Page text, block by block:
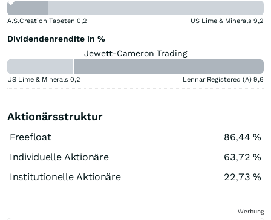
A.S.Creation Tapeten 0,2 US Lime & Minerals 9,2
Dividendenrendite in %
Jewett-Cameron Trading
US Lime & Minerals 0,2 Lennar Registered (A) 9,6
Aktionärsstruktur
Freefloat
86,44 %
Individuelle Aktionäre
63,72 %
Institutionelle Aktionäre
22,73 %
Werbung